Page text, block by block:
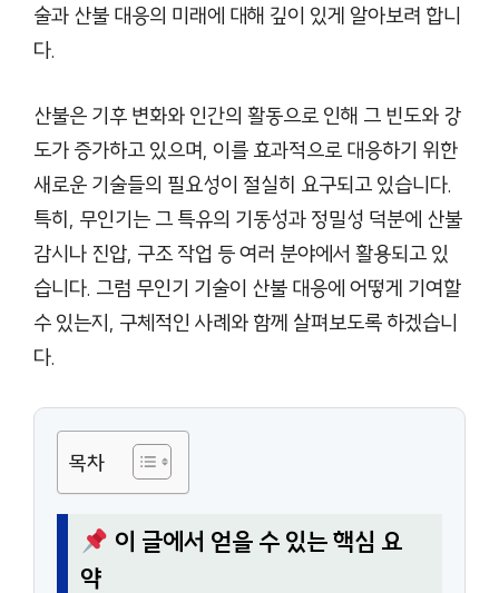
술과 산불 대응의 미래에 대해 깊이 있게 알아보려 합니
다.
산불은 기후 변화와 인간의 활동으로 인해 그 빈도와 강
도가 증가하고 있으며, 이를 효과적으로 대응하기 위한
새로운 기술들의 필요성이 절실히 요구되고 있습니다.
특히, 무인기는 그 특유의 기동성과 정밀성 덕분에 산불
감시나 진압, 구조 작업 등 여러 분야에서 활용되고 있
습니다. 그럼 무인기 기술이 산불 대응에 어떻게 기여할
수 있는지, 구체적인 사례와 함께 살펴보도록 하겠습니
다.
목차
이 글에서 얻을 수 있는 핵심 요
약